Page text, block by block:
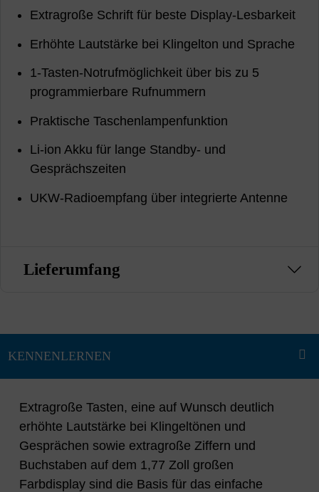
Extragroße Schrift für beste Display-Lesbarkeit
Erhöhte Lautstärke bei Klingelton und Sprache
1-Tasten-Notrufmöglichkeit über bis zu 5
programmierbare Rufnummern
Praktische Taschenlampenfunktion
Li-ion Akku für lange Standby- und
Gesprächszeiten
UKW-Radioempfang über integrierte Antenne
Lieferumfang
Extragroße Tasten, eine auf Wunsch deutlich
erhöhte Lautstärke bei Klingeltönen und
Gesprächen sowie extragroße Ziffern und
Buchstaben auf dem 1,77 Zoll großen
Farbdisplay sind die Basis für das einfache